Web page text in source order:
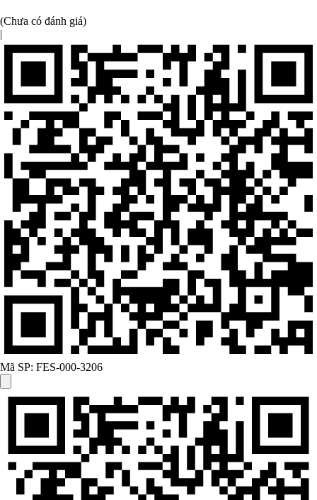
(Chưa có đánh giá)
|
Mã SP: FES-000-3206